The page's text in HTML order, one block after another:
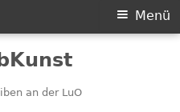
an der LuO
Menü